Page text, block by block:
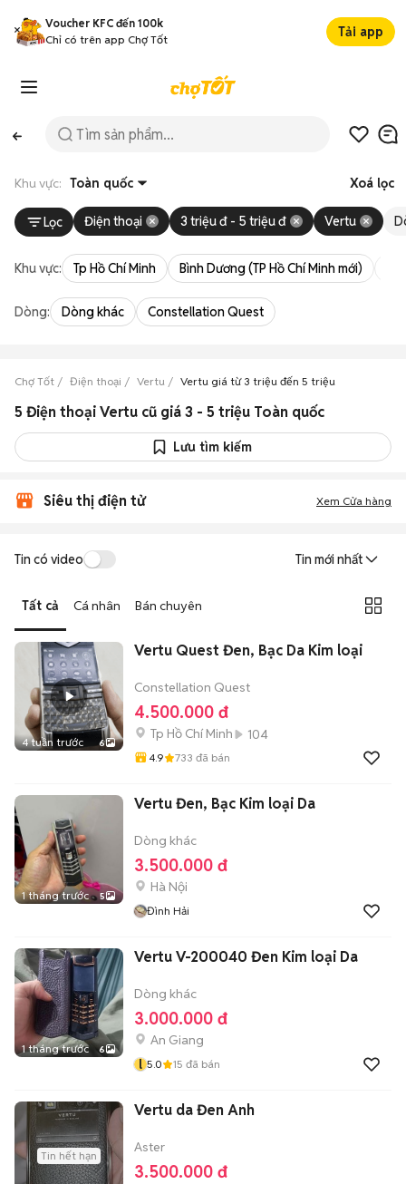
Voucher KFC đến 100k
Chỉ có trên app Chợ Tốt
Tải app
Khu vực: Toàn quốc Xoá lọc
Lọc Điện thoại 3 triệu đ - 5 triệu đ Vertu
Khu vực: Tp Hồ Chí Minh Bình Dương (TP Hồ Chí Minh mới)
Dòng: Dòng khác Constellation Quest
Chợ Tốt Điện thoại Vertu Vertu giá từ 3 triệu đến 5 triệu
5 Điện thoại Vertu cũ giá 3 - 5 triệu Toàn quốc
Lưu tìm kiếm
Siêu thị điện tử Xem Cửa hàng
Tin có video Tin mới nhất
Tất cả Cá nhân Bán chuyên
4 tuần trước 6
Vertu Quest Đen, Bạc Da Kim loại
Constellation Quest
4.500.000 đ
Tp Hồ Chí Minh 104
4.9 733 đã bán
1 tháng trước 5
Vertu Đen, Bạc Kim loại Da
Dòng khác
3.500.000 đ
Hà Nội
Đình Hải
1 tháng trước 6
Vertu V-200040 Đen Kim loại Da
Dòng khác
3.000.000 đ
An Giang
l 5.0 15 đã bán
Tin hết hạn
Vertu da Đen Anh
Aster
3.500.000 đ